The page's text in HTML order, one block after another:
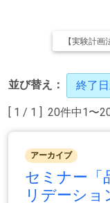
【実験計
並び替え： 終了
[ 1 / 1 ] 20件中1〜
アーカイブ
セミナー「
リデーショ